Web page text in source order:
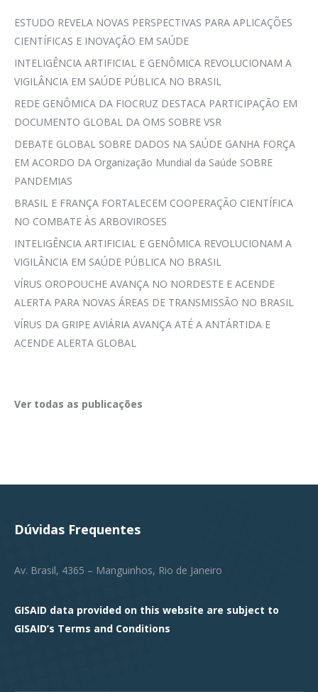
ESTUDO REVELA NOVAS PERSPECTIVAS PARA APLICAÇÕES
CIENTÍFICAS E INOVAÇÃO EM SAÚDE
INTELIGÊNCIA ARTIFICIAL E GENÔMICA REVOLUCIONAM A
VIGILÂNCIA EM SAÚDE PÚBLICA NO BRASIL
REDE GENÔMICA DA FIOCRUZ DESTACA PARTICIPAÇÃO EM
DOCUMENTO GLOBAL DA OMS SOBRE VSR
DEBATE GLOBAL SOBRE DADOS NA SAÚDE GANHA FORÇA
EM ACORDO DA Organização Mundial da Saúde SOBRE
PANDEMIAS
BRASIL E FRANÇA FORTALECEM COOPERAÇÃO CIENTÍFICA
NO COMBATE ÀS ARBOVIROSES
INTELIGÊNCIA ARTIFICIAL E GENÔMICA REVOLUCIONAM A
VIGILÂNCIA EM SAÚDE PÚBLICA NO BRASIL
VÍRUS OROPOUCHE AVANÇA NO NORDESTE E ACENDE
ALERTA PARA NOVAS ÁREAS DE TRANSMISSÃO NO BRASIL
VÍRUS DA GRIPE AVIÁRIA AVANÇA ATÉ A ANTÁRTIDA E
ACENDE ALERTA GLOBAL
Ver todas as publicações
Dúvidas Frequentes
Av. Brasil, 4365 – Manguinhos, Rio de Janeiro
GISAID data provided on this website are subject to
GISAID’s Terms and Conditions